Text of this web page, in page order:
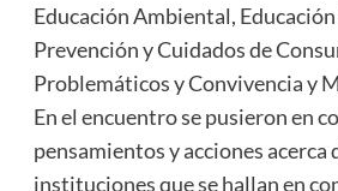
Educación Ambiental,
Prevención y Cuidados de
Problemáticos y Convivencia y
En el encuentro se pusieron en
pensamientos y acciones acerca
instituciones que se hallan en